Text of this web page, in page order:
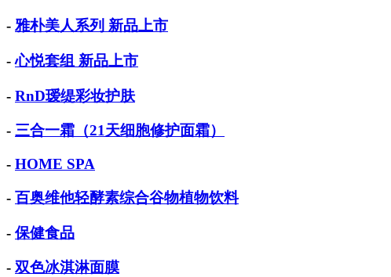
- 雅朴美人系列 新品上市
-心悦套组 新品上市
- RnD瑷缇彩妆护肤
- 三合一霜（21天细胞修护面霜）
- HOME SPA
- 百奥维他轻酵素综合谷物植物饮料
- 保健食品
- 双色冰淇淋面膜